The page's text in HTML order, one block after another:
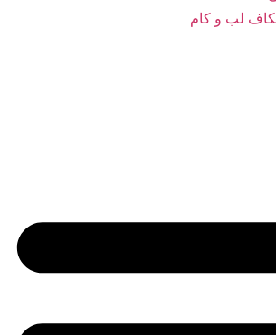
لب و کام